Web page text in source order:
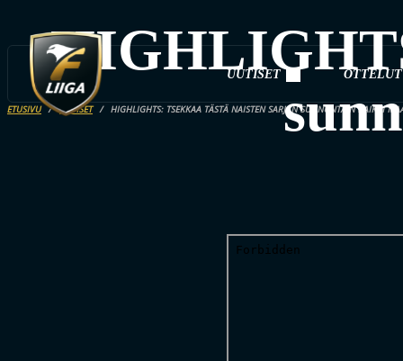
UUTISET OTTELUT
ETUSIVU UUTISET HIGHLIGHTS: TSEKKAA TÄSTÄ NAISTEN SARJAN SUNNUNTAIN KAIKKI